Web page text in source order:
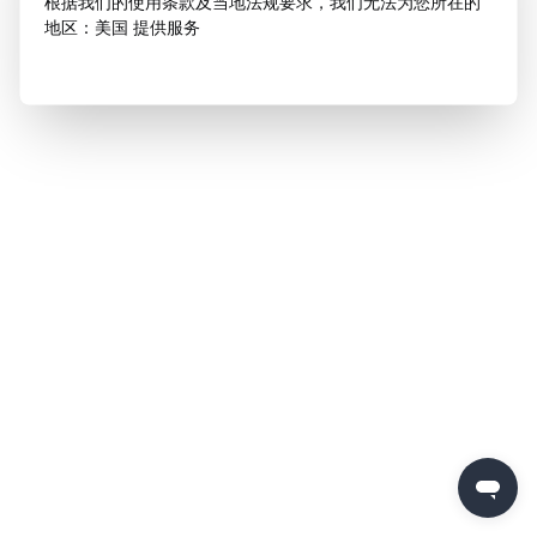
地区：美国 提供服务